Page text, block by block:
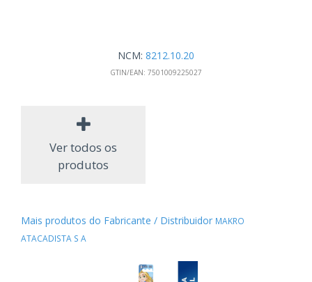
NCM: 8212.10.20
GTIN/EAN: 7501009225027
Ver todos os
produtos
Mais produtos do Fabricante / Distribuidor MAKRO
ATACADISTA S A